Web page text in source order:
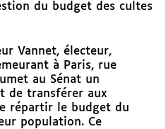
du budget des cultes
Vannet, électeur,
à Paris, rue
au Sénat un
de transférer aux
répartir le budget du
population. Ce